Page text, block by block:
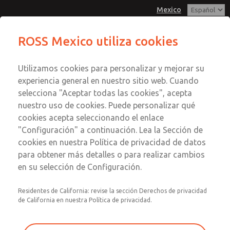
Mexico
Cuenta
Registrarse
Inscribirse
Serie MD3
MD353EBF9CC2S
Enviar esta página por correo
electrónico
Servicio al Cliente
1-800-GET-ROSS
Servicio Tecnico
1-888-TEK-ROSS
ROSS Mexico utiliza cookies
Utilizamos cookies para personalizar y mejorar su
experiencia general en nuestro sitio web. Cuando
selecciona "Aceptar todas las cookies", acepta
nuestro uso de cookies. Puede personalizar qué
cookies acepta seleccionando el enlace
"Configuración" a continuación. Lea la Sección de
cookies en nuestra Política de privacidad de datos
para obtener más detalles o para realizar cambios
en su selección de Configuración.
Residentes de California: revise la sección Derechos de privacidad
de California en nuestra Política de privacidad.